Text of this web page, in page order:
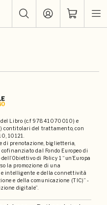
Libro (c.f 97841070010) e
contitolari del trattamento, con
10121.
di prenotazione, biglietteria,
dal Fondo Europeo di
di Policy 1 “un’Europa
la promozione di una
intelligente e della connettività
e della comunicazione (TIC)” -
digitale”.